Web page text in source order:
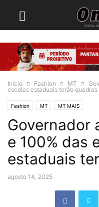
Início Fashion MT
escolas estaduais terão quadras
Fashion MT MT MAIS
Governador
e 100% das
estaduais
agosto 14, 2025